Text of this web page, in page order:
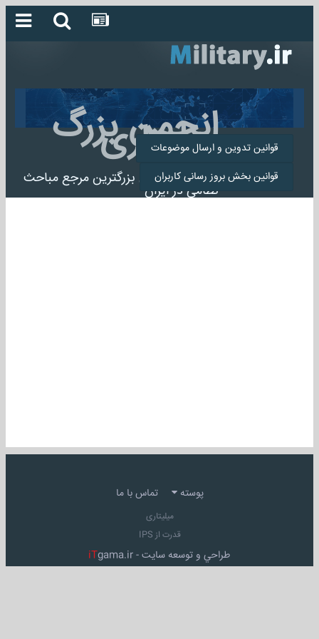
انجمن بزرگ
میلیتاری
انجمن میلیتاری بزرگترین مرجع مباحث
نظامی در ایران
قوانین تدوین و ارسال موضوعات
قوانین بخش بروز رسانی کاربران
پوسته تماس با ما
میلیتاری
قدرت از IPS
طراحي و توسعه سايت - iTgama.ir